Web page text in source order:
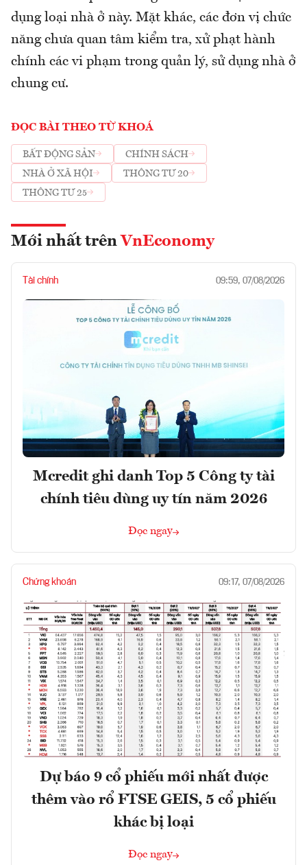
dụng loại nhà ở này. Mặt khác, các đơn vị chức
năng chưa quan tâm kiểm tra, xử phạt hành
chính các vi phạm trong quản lý, sử dụng nhà ở
chung cư.
ĐỌC BÀI THEO TỪ KHOÁ
BẤT ĐỘNG SẢN
CHÍNH SÁCH
NHÀ Ở XÃ HỘI
THÔNG TƯ 20
THÔNG TƯ 25
Mới nhất trên VnEconomy
Tài chính 09:59, 07/08/2026
Mcredit ghi danh Top 5 Công ty tài
chính tiêu dùng uy tín năm 2026
Đọc ngay
Chứng khoán 09:17, 07/08/2026
Dự báo 9 cổ phiếu mới nhất được
thêm vào rổ FTSE GEIS, 5 cổ phiếu
khác bị loại
Đọc ngay